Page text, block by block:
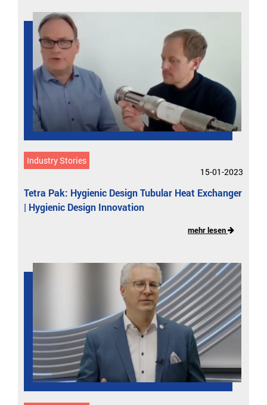
Industry Stories
15-01-2023
Tetra Pak: Hygienic Design Tubular Heat Exchanger
| Hygienic Design Innovation
mehr lesen